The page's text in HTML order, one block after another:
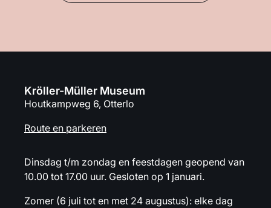
Kröller-Müller Museum
Houtkampweg 6, Otterlo
Route en parkeren
Dinsdag t/m zondag en feestdagen geopend van
10.00 tot 17.00 uur. Gesloten op 1 januari.
Zomer (6 juli tot en met 24 augustus): elke dag